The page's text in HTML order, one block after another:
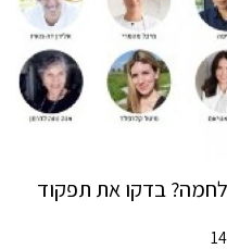
בדקו את תפקוד